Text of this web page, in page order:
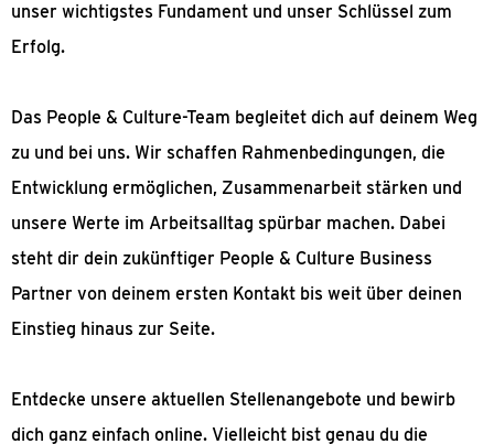
unser wichtigstes Fundament und unser Schlüssel zum
Erfolg.
Das People & Culture-Team begleitet dich auf deinem Weg
zu und bei uns. Wir schaffen Rahmenbedingungen, die
Entwicklung ermöglichen, Zusammenarbeit stärken und
unsere Werte im Arbeitsalltag spürbar machen. Dabei
steht dir dein zukünftiger People & Culture Business
Partner von deinem ersten Kontakt bis weit über deinen
Einstieg hinaus zur Seite.
Entdecke unsere aktuellen Stellenangebote und bewirb
dich ganz einfach online. Vielleicht bist genau du die